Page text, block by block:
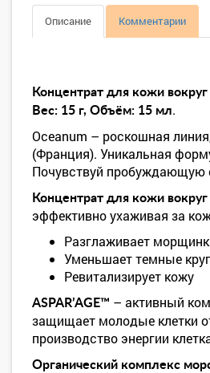
Описание Комментарии
Концентрат для кожи вокруг
Вес: 15 г, Объём: 15 мл.
Oceanum – роскошная
(Франция). Уникальная
Почувствуй пробуждающую
Концентрат для кожи вокруг
эффективно ухаживая за
Разглаживает
Уменьшает темные
Ревитализирует кожу
ASPAR’AGE™ – активный
защищает молодые клетки
производство энергии
Органический комплекс